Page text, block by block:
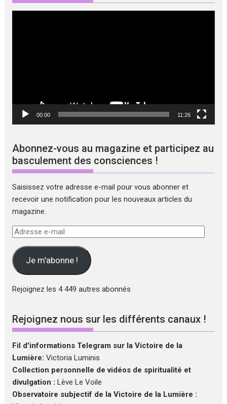
00:00 11:26
Abonnez-vous au magazine et participez au
basculement des consciences !
Saisissez votre adresse e-mail pour vous abonner et
recevoir une notification pour les nouveaux articles du
magazine.
Adresse
mail Je m'abonne !
Rejoignez les 4 449 autres abonnés
Rejoignez nous sur les différents canaux !
Fil d'informations Telegram sur la Victoire de la
Lumière: Victoria Luminis
Collection personnelle de vidéos de spiritualité et
divulgation : Lève Le Voile
Observatoire subjectif de la Victoire de la Lumière :